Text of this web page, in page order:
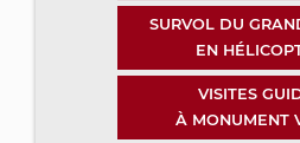
SURVOL DU
EN
VISITES
À MONUMENT